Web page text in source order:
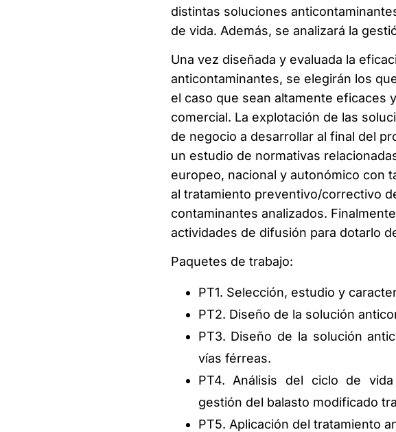
distintas soluciones
de vida. Además, se analizará la
Una vez diseñada y evaluada la
anticontaminantes, se elegirán los
el caso que sean altamente eficaces
comercial. La explotación de las
de negocio a desarrollar al final del
un estudio de normativas
europeo, nacional y autonómico con
al tratamiento preventivo/correctivo
contaminantes analizados.
actividades de difusión para dotarlo
Paquetes de trabajo:
PT1. Selección, estudio y
PT2. Diseño de la solución
PT3. Diseño de la solución
vías férreas.
PT4. Análisis del ciclo de
gestión del balasto modificado
PT5. Aplicación del tratamiento